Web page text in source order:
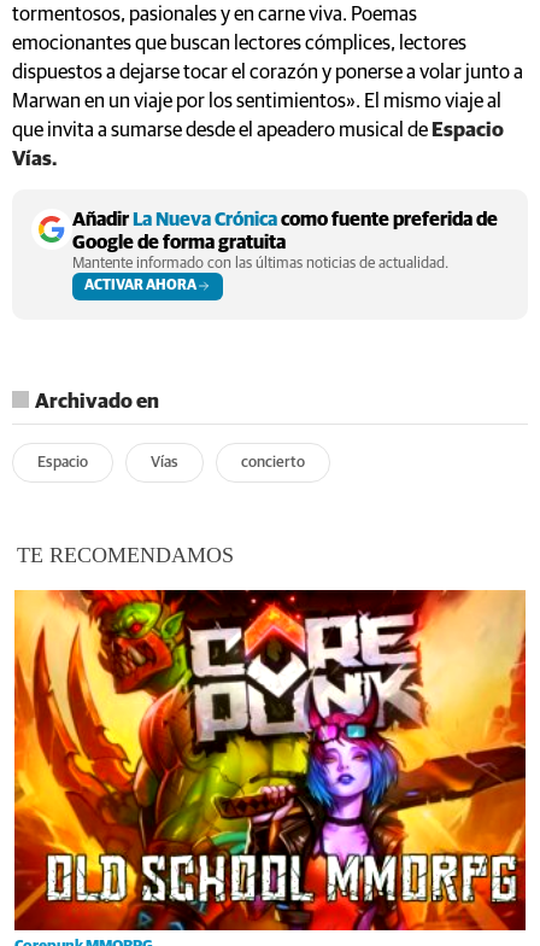
tormentosos, pasionales y en carne viva. Poemas
emocionantes que buscan lectores cómplices, lectores
dispuestos a dejarse tocar el corazón y ponerse a volar junto a
Marwan en un viaje por los sentimientos». El mismo viaje al
que invita a sumarse desde el apeadero musical de Espacio
Vías.
AñadirLa Nueva Crónicacomo fuente preferida de
Google de forma gratuita
Mantente informado con las últimas noticias de actualidad.
ACTIVAR AHORA
Archivado en
Espacio Vías concierto
TE RECOMENDAMOS